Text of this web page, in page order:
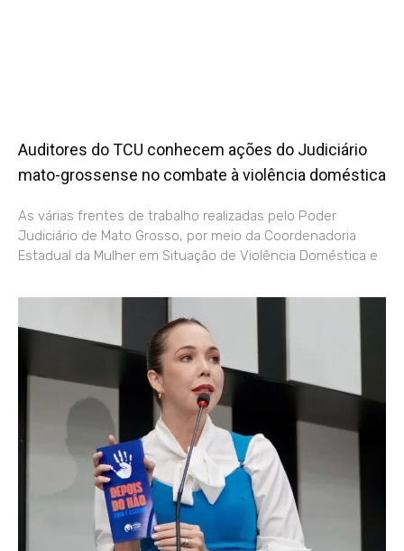
Auditores do TCU conhecem ações do Judiciário
mato-grossense no combate à violência doméstica
As várias frentes de trabalho realizadas pelo Poder
Judiciário de Mato Grosso, por meio da Coordenadoria
Estadual da Mulher em Situação de Violência Doméstica e